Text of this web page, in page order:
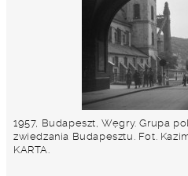
1957, Budapeszt, Węgry. Grupa
zwiedzania Budapesztu. Fot.
KARTA.